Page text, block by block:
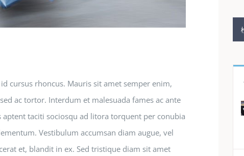
cursus rhoncus. Mauris sit amet semper enim,
ac tortor. Interdum et malesuada fames ac ante
taciti sociosqu ad litora torquent per conubia
Vestibulum accumsan diam augue, vel
et, blandit in ex. Sed tristique diam sit amet
索